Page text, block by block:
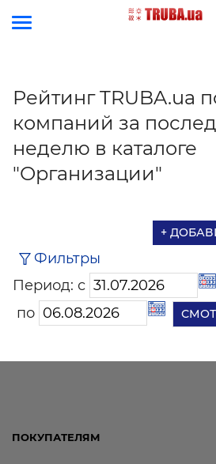
Рейтинг TRUBA.ua
компаний за
неделю в каталоге
"Организации"
+
Фильтры
Период: с
по
ПОКУПАТЕЛЯМ